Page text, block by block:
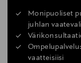
Monipuoliset
juhlan
vaatteisiisi